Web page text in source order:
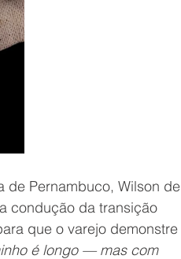
de Pernambuco, Wilson de
condução da transição
que o varejo demonstre
é longo — mas com